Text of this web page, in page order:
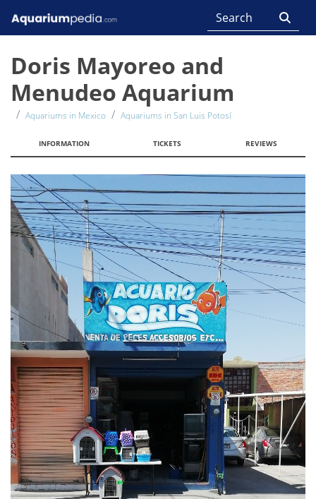
Doris Mayoreo and
Menudeo Aquarium
Aquariums in Mexico Aquariums in San Luis Potosí
INFORMATION TICKETS REVIEWS